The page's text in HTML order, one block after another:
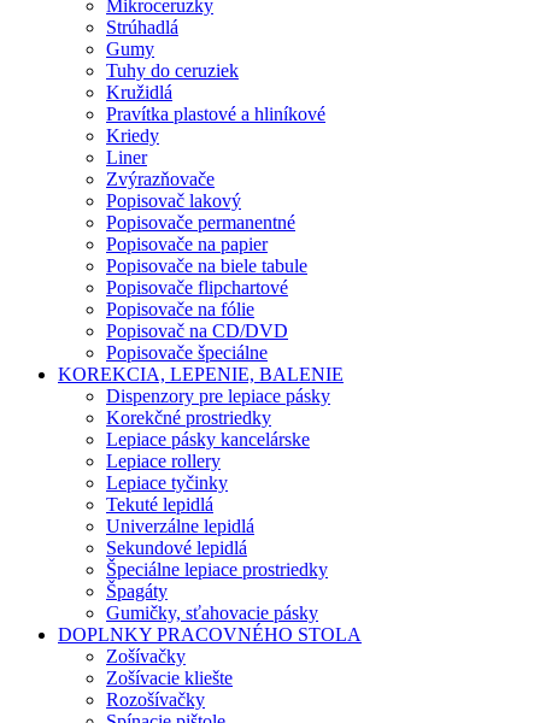
Mikroceruzky
Strúhadlá
Gumy
Tuhy do ceruziek
Kružidlá
Pravítka plastové a hliníkové
Kriedy
Liner
Zvýrazňovače
Popisovač lakový
Popisovače permanentné
Popisovače na papier
Popisovače na biele tabule
Popisovače flipchartové
Popisovače na fólie
Popisovač na CD/DVD
Popisovače špeciálne
KOREKCIA, LEPENIE, BALENIE
Dispenzory pre lepiace pásky
Korekčné prostriedky
Lepiace pásky kancelárske
Lepiace rollery
Lepiace tyčinky
Tekuté lepidlá
Univerzálne lepidlá
Sekundové lepidlá
Špeciálne lepiace prostriedky
Špagáty
Gumičky, sťahovacie pásky
DOPLNKY PRACOVNÉHO STOLA
Zošívačky
Zošívacie kliešte
Rozošívačky